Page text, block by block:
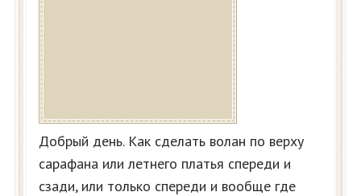
Добрый день. Как сделать волан по верху
сарафана или летнего платья спереди и
сзади, или только спереди и вообще где